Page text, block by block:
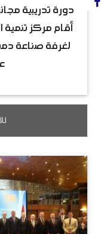
دورة تدريبية
أقام مركز تنمية
لغرفة صناعة